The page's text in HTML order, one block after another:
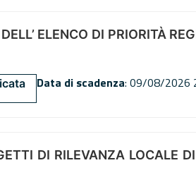
ELENCO DI PRIORITÀ
Data di scadenza: 09/08/2026
DI RILEVANZA LOCALE